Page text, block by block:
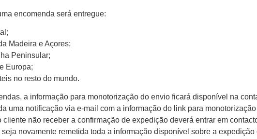
encomenda será entregue:
Madeira e Açores;
Peninsular;
Europa;
no resto do mundo.
a informação para monotorização do envio ficará disponível na
uma notificação via e-mail com a informação do link para
não receber a confirmação de expedição deverá entrar em
novamente remetida toda a informação disponível sobre a expedição